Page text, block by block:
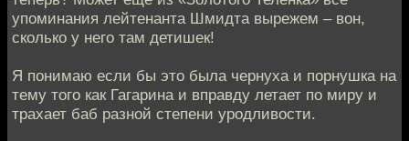
упоминания лейтенанта Шмидта вырежем – вон,
сколько у него там детишек!
Я понимаю если бы это была чернуха и порнушка на
тему того как Гагарина и вправду летает по миру и
трахает баб разной степени уродливости.